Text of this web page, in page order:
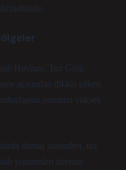
Havzası, Tuz Gölü
açısından dikkat çeken
oranının yüksek
drenaj sistemleri, tuz
yöntemleri üzerine